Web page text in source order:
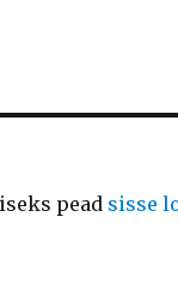
pead sisse